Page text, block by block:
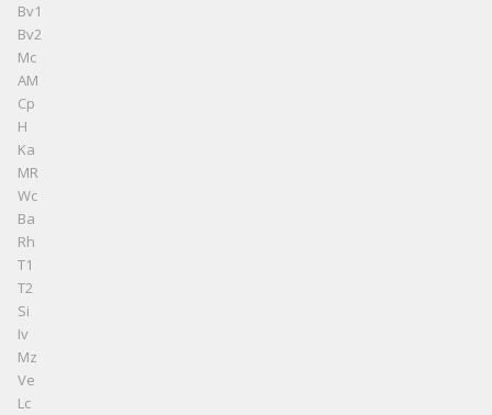
Bv1
Bv2
Mc
AM
Cp
H
Ka
MR
Wc
Ba
Rh
T1
T2
Si
Iv
Mz
Ve
Lc